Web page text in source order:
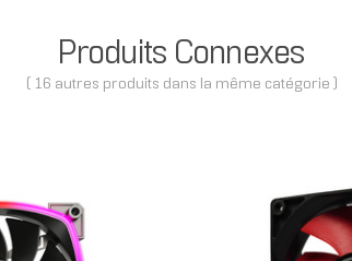
Produits Connexes
( 16 autres produits dans la même catégorie )